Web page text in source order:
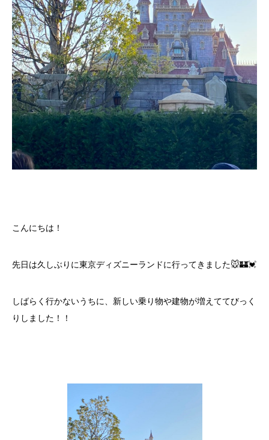
こんにちは！
先日は久しぶりに東京ディズニーランドに行ってきました🐭🏰💓
しばらく行かないうちに、新しい乗り物や建物が増えててびっく
りしました！！